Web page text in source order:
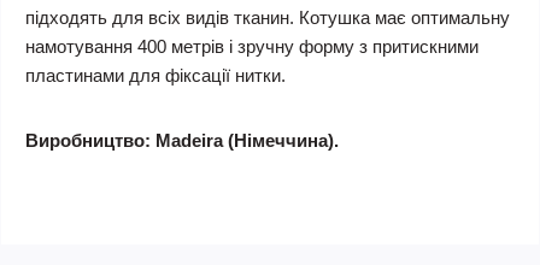
підходять для всіх видів тканин. Котушка має оптимальну
намотування 400 метрів і зручну форму з притискними
пластинами для фіксації нитки.
Виробництво: Madeira (Німеччина).